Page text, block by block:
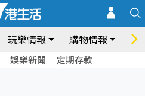
玩樂情報 購物情報 飲
娛樂新聞 定期存款